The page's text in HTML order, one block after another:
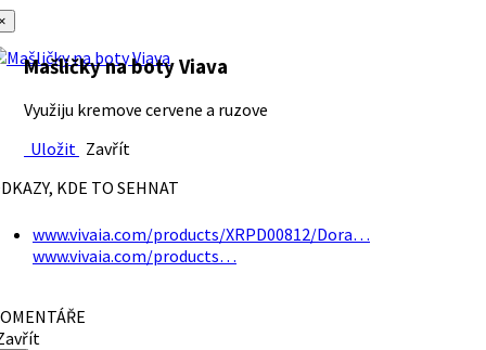
Mašličky na boty Viava
Využiju kremove cervene a ruzove
Uložit Zavřít
KDE TO SEHNAT
www.vivaia.com/products/XRPD00812/Dora…
www.vivaia.com/products…